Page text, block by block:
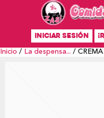
INICIAR SESIÓN
Inicio / La despensa... /